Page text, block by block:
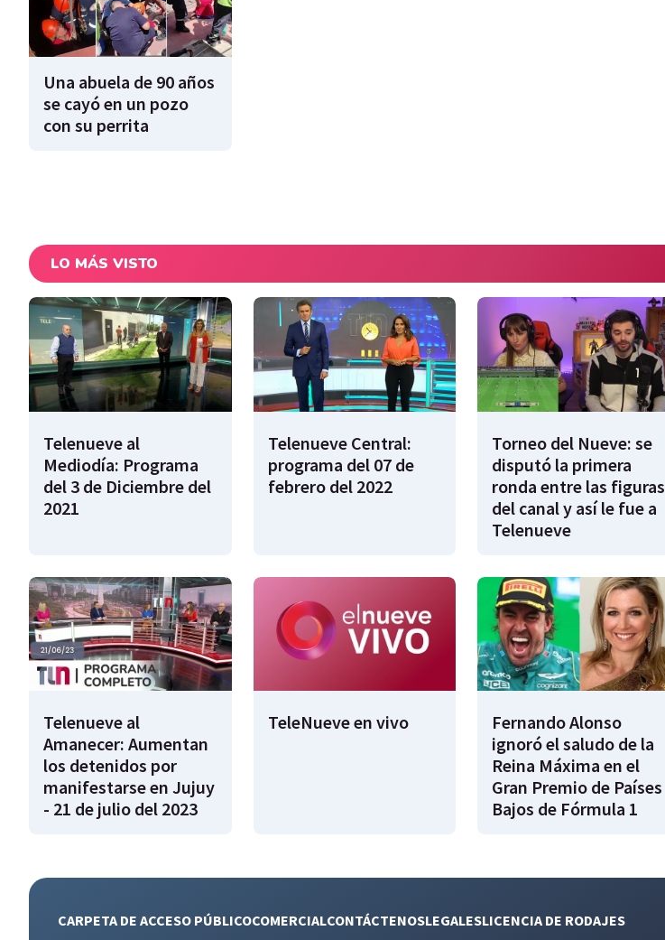
Una abuela de 90 años
se cayó en un pozo
con su perrita
LO MÁS VISTO
Telenueve al
Mediodía: Programa
del 3 de Diciembre del
2021
Telenueve Central:
programa del 07 de
febrero del 2022
Torneo del Nueve: se
disputó la primera
ronda entre las figuras
del canal y así le fue a
Telenueve
Telenueve al
Amanecer: Aumentan
los detenidos por
manifestarse en Jujuy
- 21 de julio del 2023
TeleNueve en vivo
Fernando Alonso
ignoró el saludo de la
Reina Máxima en el
Gran Premio de Países
Bajos de Fórmula 1
CARPETA DE ACCESO PÚBLICOCOMERCIALCONTÁCTENOSLEGALESLICENCIA DE RODAJES